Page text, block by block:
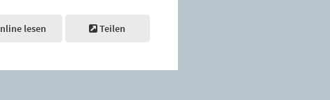
lesen Teilen